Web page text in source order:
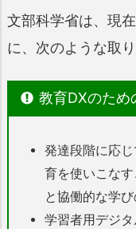
文部科学省は、現
に、次のような取
教育DXのため
発達段階に応
育を使いこな
と協働的な学び
学習者用デジ